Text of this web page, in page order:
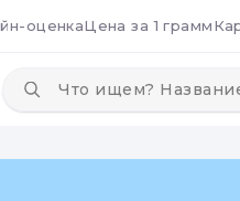
оценкаЦена за 1 грамм